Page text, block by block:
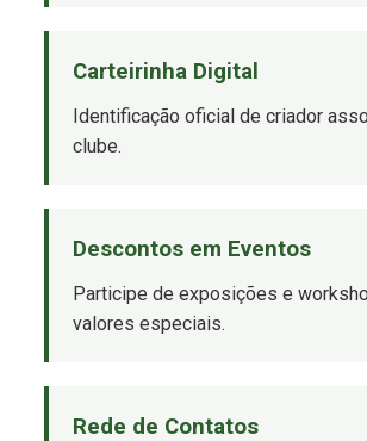
Carteirinha Digital
Identificação oficial de criador
clube.
Descontos em Eventos
Participe de exposições e
valores especiais.
Rede de Contatos